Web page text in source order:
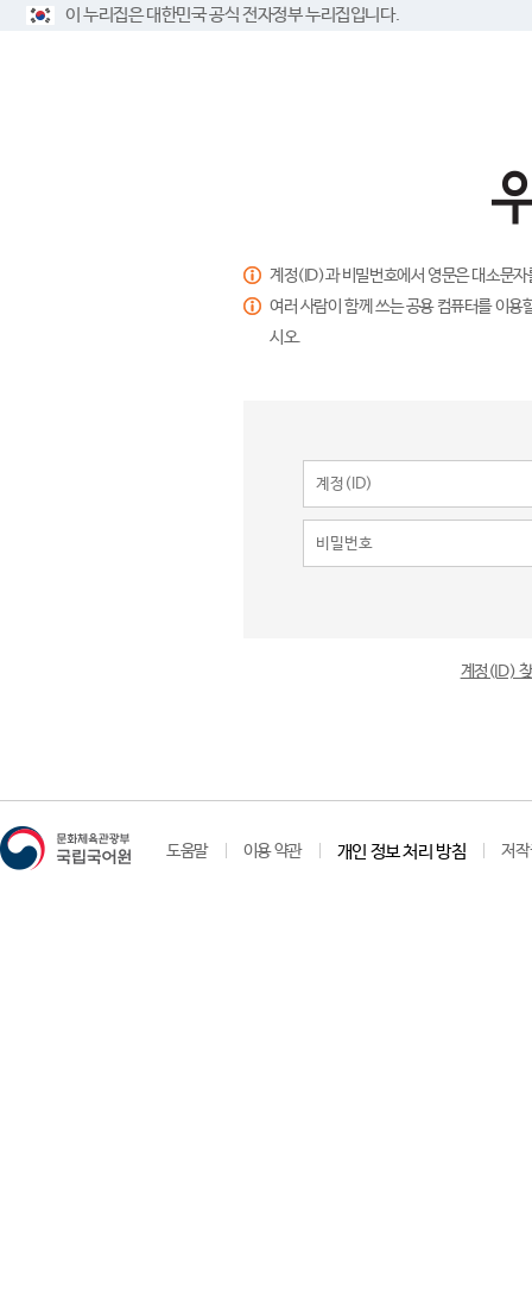
이 누리집은 대한민국 공식 전자정부 누리집입니다.
계정(ID)과 비밀번호에서 영문은 대소문
여러 사람이 함께 쓰는 공용 컴퓨터를 이
시오.
계정(ID)
도움말 이용 약관 개인 정보 처리 방침 저